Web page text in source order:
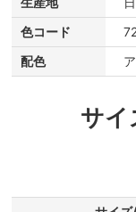
色コード
配色
サイ